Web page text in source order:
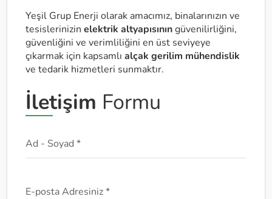
Yeşil Grup Enerji olarak amacımız, binalarınızın ve
tesislerinizin elektrik altyapısınıngüvenilirliğini,
güvenliğini ve verimliliğini en üst seviyeye
çıkarmak için kapsamlı alçak gerilim mühendislik
ve tedarik hizmetleri sunmaktır.
İletişim Formu
Ad - Soyad *
E-posta Adresiniz *